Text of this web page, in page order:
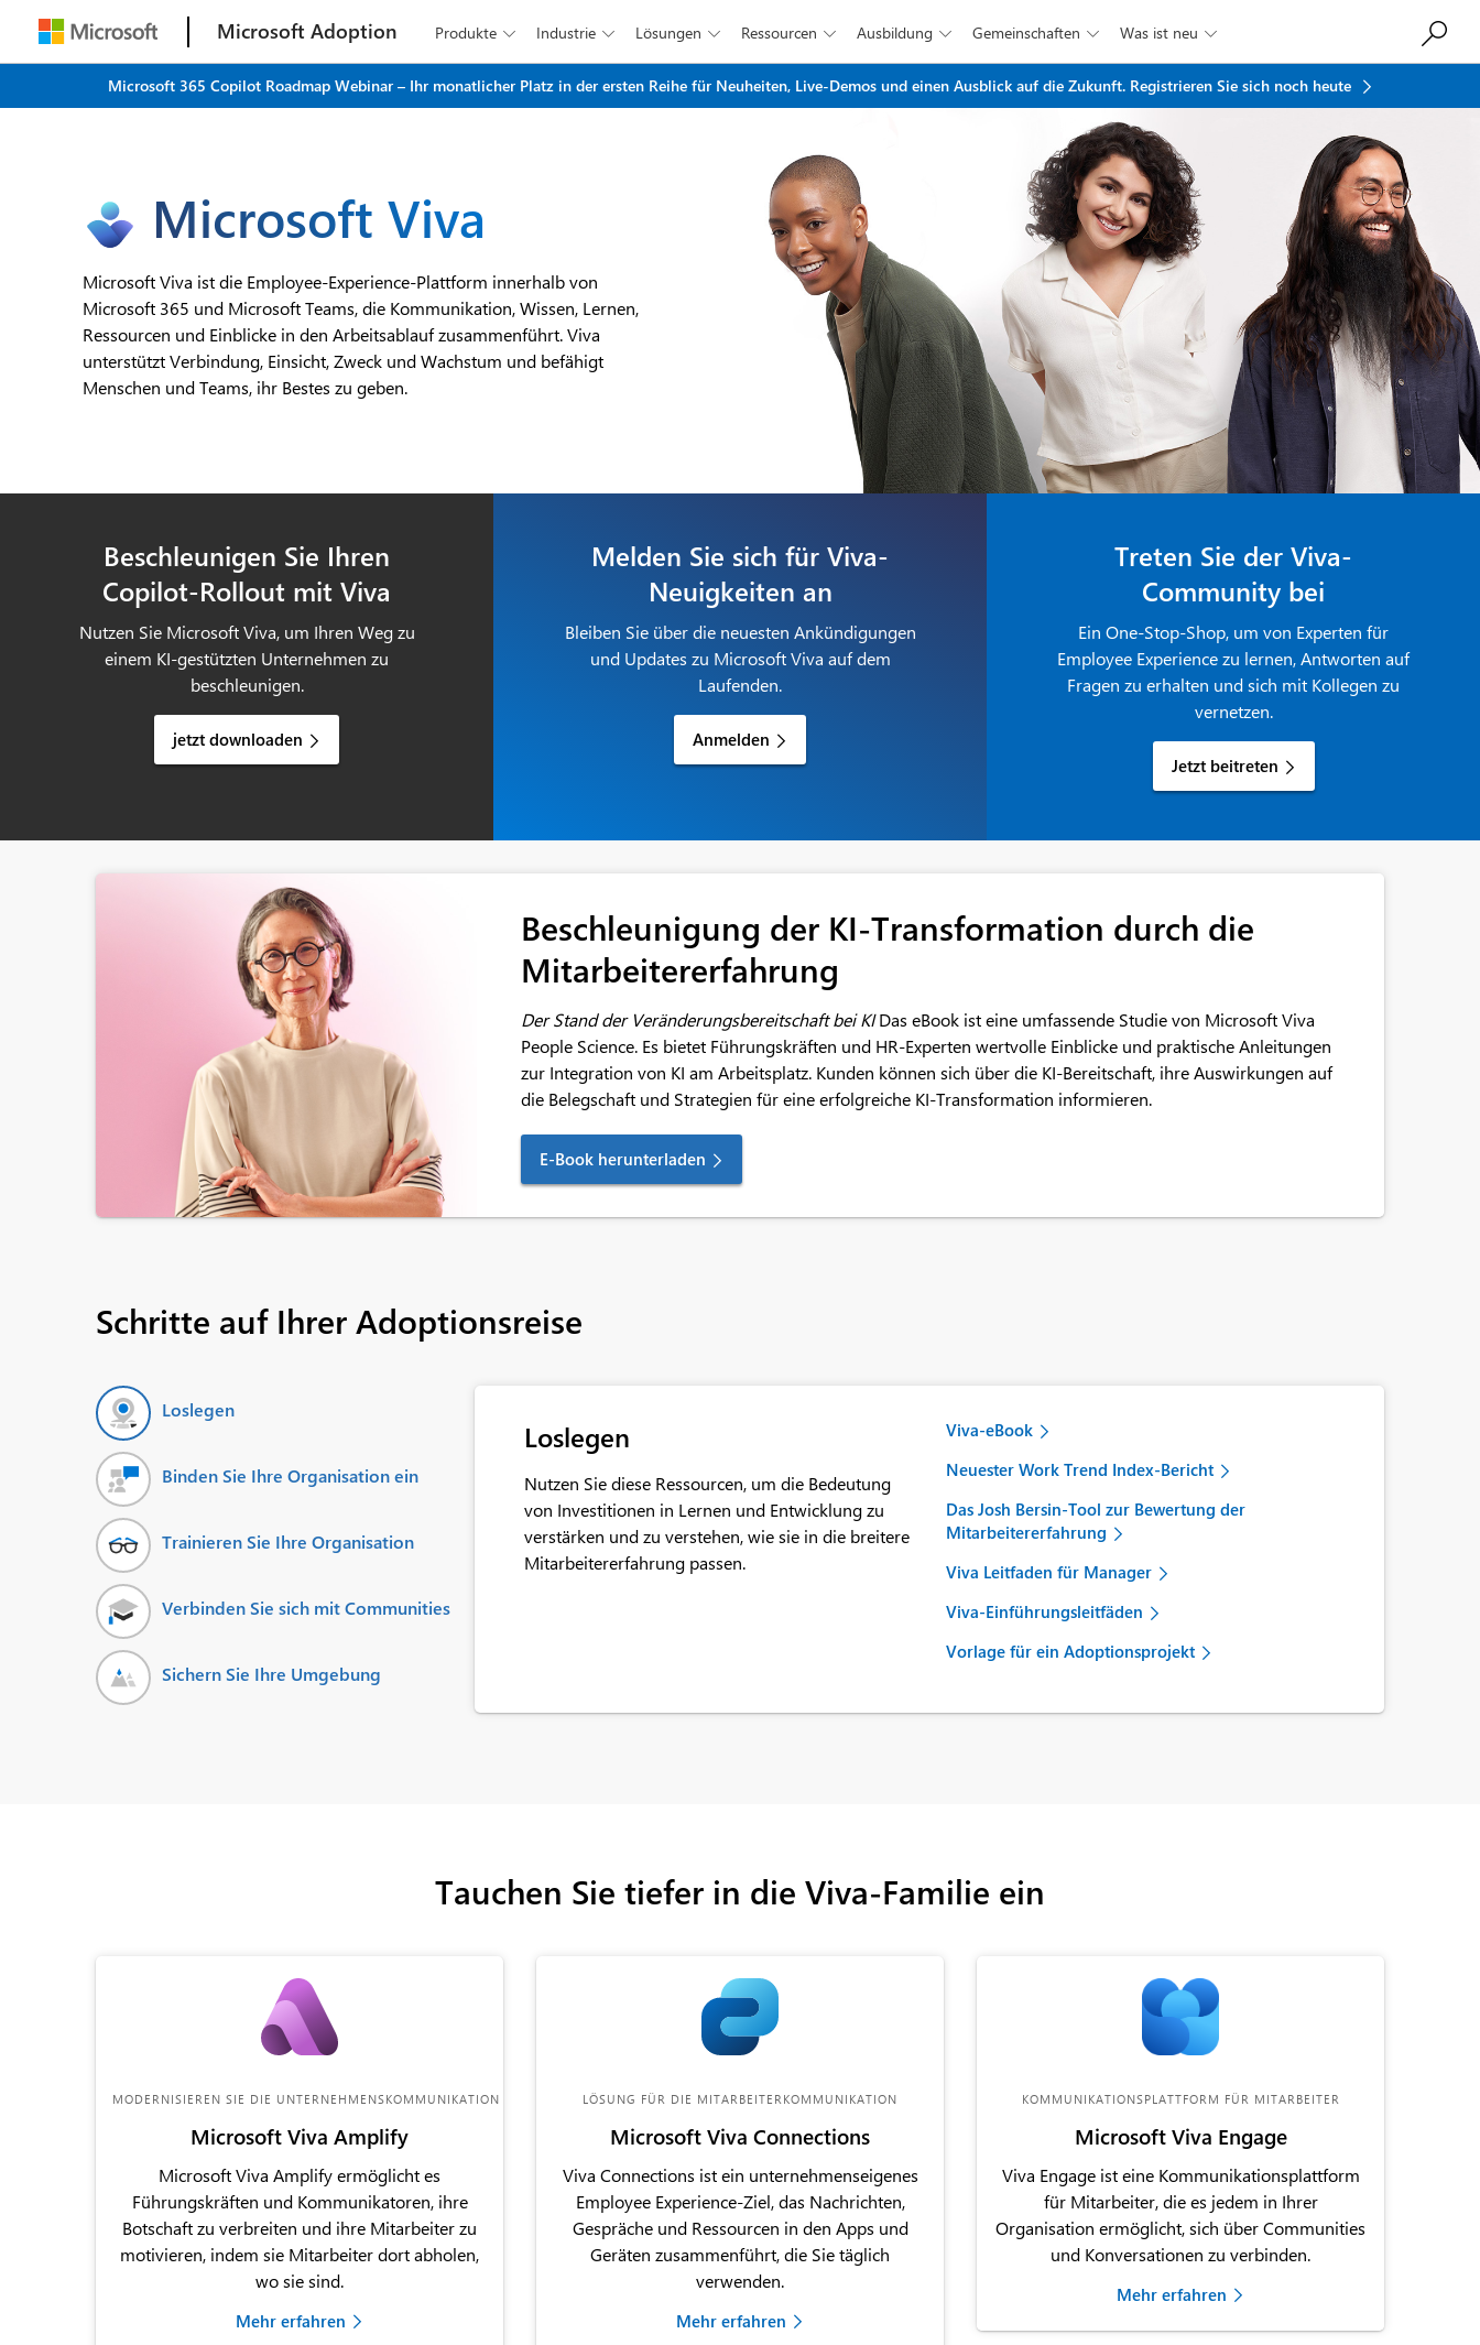
Zum Hauptinhalt springen
Microsoft Adoption Produkte  Industrie  Lösungen  Ressourcen  Ausbildung  Gemeinschaften  Was ist neu 
Microsoft 365 Copilot Roadmap Webinar – Ihr monatlicher Platz in der ersten Reihe für Neuheiten, Live-Demos und einen Ausblick auf die Zukunft. Registrieren Sie sich noch heute
Microsoft Viva
Microsoft Viva ist die Employee-Experience-Plattform innerhalb von
Microsoft 365 und Microsoft Teams, die Kommunikation, Wissen, Lernen,
Ressourcen und Einblicke in den Arbeitsablauf zusammenführt. Viva
unterstützt Verbindung, Einsicht, Zweck und Wachstum und befähigt
Menschen und Teams, ihr Bestes zu geben.
Beschleunigen Sie Ihren
Copilot-Rollout mit Viva
Nutzen Sie Microsoft Viva, um Ihren Weg zu
einem KI-gestützten Unternehmen zu
beschleunigen.
jetzt downloaden
Melden Sie sich für Viva-
Neuigkeiten an
Bleiben Sie über die neuesten Ankündigungen
und Updates zu Microsoft Viva auf dem
Laufenden.
Anmelden
Treten Sie der Viva-
Community bei
Ein One-Stop-Shop, um von Experten für
Employee Experience zu lernen, Antworten auf
Fragen zu erhalten und sich mit Kollegen zu
vernetzen.
Jetzt beitreten
Beschleunigung der KI-Transformation durch die
Mitarbeitererfahrung
Der Stand der Veränderungsbereitschaft bei KIDas eBook ist eine umfassende Studie von Microsoft Viva
People Science. Es bietet Führungskräften und HR-Experten wertvolle Einblicke und praktische Anleitungen
zur Integration von KI am Arbeitsplatz. Kunden können sich über die KI-Bereitschaft, ihre Auswirkungen auf
die Belegschaft und Strategien für eine erfolgreiche KI-Transformation informieren.
E-Book herunterladen
Schritte auf Ihrer Adoptionsreise
Loslegen
Binden Sie Ihre Organisation ein
Trainieren Sie Ihre Organisation
Verbinden Sie sich mit Communities
Sichern Sie Ihre Umgebung
Loslegen
Nutzen Sie diese Ressourcen, um die Bedeutung
von Investitionen in Lernen und Entwicklung zu
verstärken und zu verstehen, wie sie in die breitere
Mitarbeitererfahrung passen.
Viva-eBook
Neuester Work Trend Index-Bericht
Das Josh Bersin-Tool zur Bewertung der
Mitarbeitererfahrung
Viva Leitfaden für Manager
Viva-Einführungsleitfäden
Vorlage für ein Adoptionsprojekt
Tauchen Sie tiefer in die Viva-Familie ein
MODERNISIEREN SIE DIE UNTERNEHMENSKOMMUNIKATION
Microsoft Viva Amplify
Microsoft Viva Amplify ermöglicht es
Führungskräften und Kommunikatoren, ihre
Botschaft zu verbreiten und ihre Mitarbeiter zu
motivieren, indem sie Mitarbeiter dort abholen,
wo sie sind.
Mehr erfahren
LÖSUNG FÜR DIE MITARBEITERKOMMUNIKATION
Microsoft Viva Connections
Viva Connections ist ein unternehmenseigenes
Employee Experience-Ziel, das Nachrichten,
Gespräche und Ressourcen in den Apps und
Geräten zusammenführt, die Sie täglich
verwenden.
Mehr erfahren
KOMMUNIKATIONSPLATTFORM FÜR MITARBEITER
Microsoft Viva Engage
Viva Engage ist eine Kommunikationsplattform
für Mitarbeiter, die es jedem in Ihrer
Organisation ermöglicht, sich über Communities
und Konversationen zu verbinden.
Mehr erfahren